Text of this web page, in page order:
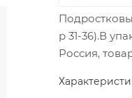
р 31-36).В
Россия,